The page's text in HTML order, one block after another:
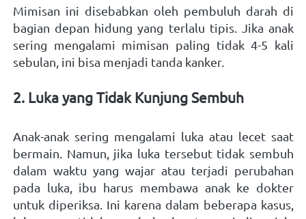
Mimisan ini disebabkan oleh pembuluh darah di
bagian depan hidung yang terlalu tipis. Jika anak
sering mengalami mimisan paling tidak 4-5 kali
sebulan, ini bisa menjadi tanda kanker.
2. Luka yang Tidak Kunjung Sembuh
Anak-anak sering mengalami luka atau lecet saat
bermain. Namun, jika luka tersebut tidak sembuh
dalam waktu yang wajar atau terjadi perubahan
pada luka, ibu harus membawa anak ke dokter
untuk diperiksa. Ini karena dalam beberapa kasus,